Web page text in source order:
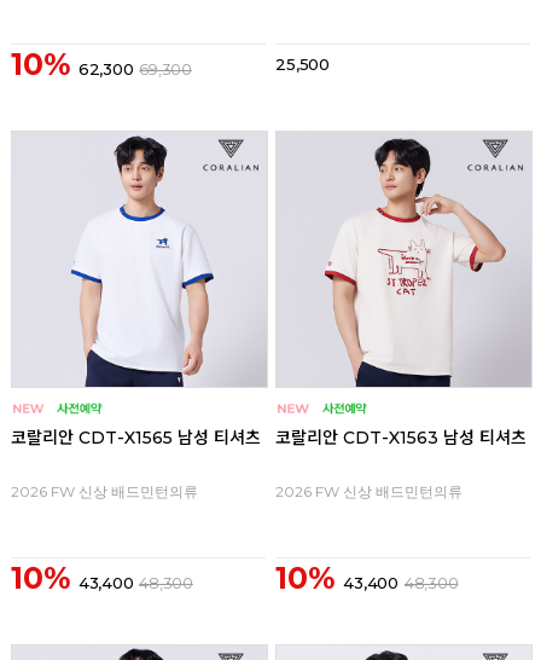
10% 62,300 69,300 25,500
코랄리안 CDT-X1565 남성 티셔츠
2026 FW 신상 배드민턴의류
10% 43,400 48,300
코랄리안 CDT-X1563 남성 티셔츠
2026 FW 신상 배드민턴의류
10% 43,400 48,300